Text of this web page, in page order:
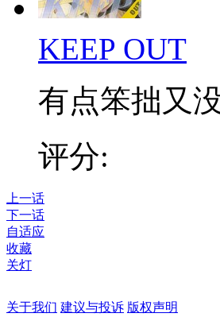
KEEP OUT
有点笨拙又
评分:
上一话
下一话
自适应
收藏
关灯
关于我们 建议与投诉 版权声明